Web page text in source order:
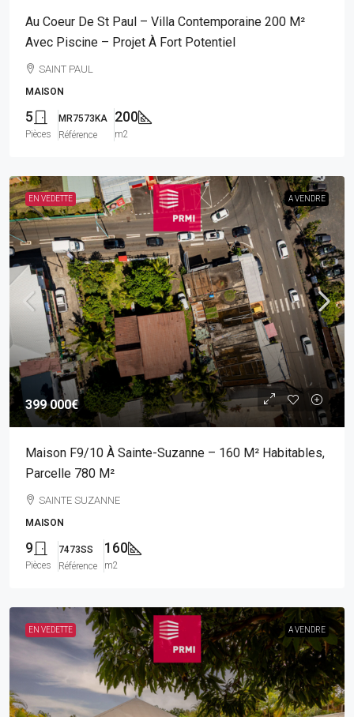
Au Coeur De St Paul – Villa Contemporaine 200 M²
Avec Piscine – Projet À Fort Potentiel
SAINT PAUL
MAISON
5
Pièces
MR7573KA
Référence
200
m2
EN VEDETTE A VENDRE
399 000€
Maison F9/10 À Sainte-Suzanne – 160 M² Habitables,
Parcelle 780 M²
SAINTE SUZANNE
MAISON
9
Pièces
7473SS
Référence
160
m2
EN VEDETTE A VENDRE